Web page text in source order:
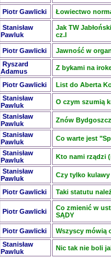
Piotr Gawlicki Łowiectwo
Stanisław
Pawluk
Jak TW
cz.I
Piotr Gawlicki Jawność w
Ryszard
Adamus
Z bykami na
Piotr Gawlicki List do Aberta
Stanisław
Pawluk
O czym szumią
Stanisław
Pawluk
Znów
Stanisław
Pawluk
Co warte jest
Stanisław
Pawluk
Kto nami rządzi
Stanisław
Pawluk
Czy tylko
Piotr Gawlicki Taki statutu
Piotr Gawlicki
Co zmienić w
SĄDY
Piotr Gawlicki Wszyscy mówią
Stanisław
Pawluk
Nic tak nie boli